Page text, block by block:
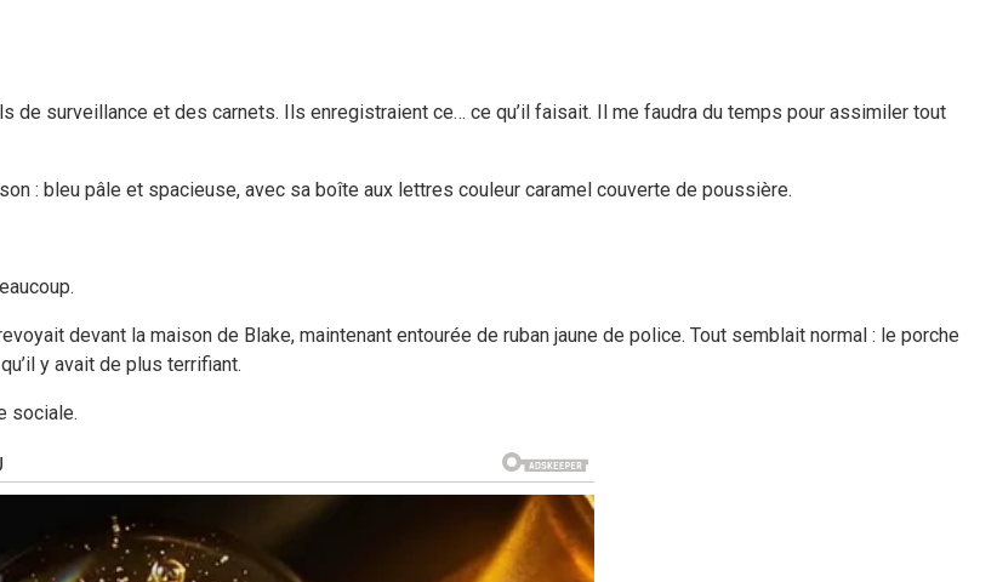
de surveillance et des carnets. Ils enregistraient ce… ce qu’il faisait. Il me faudra du temps pour assimiler tout
: bleu pâle et spacieuse, avec sa boîte aux lettres couleur caramel couverte de poussière.
devant la maison de Blake, maintenant entourée de ruban jaune de police. Tout semblait normal : le porche
y avait de plus terrifiant.
sociale.